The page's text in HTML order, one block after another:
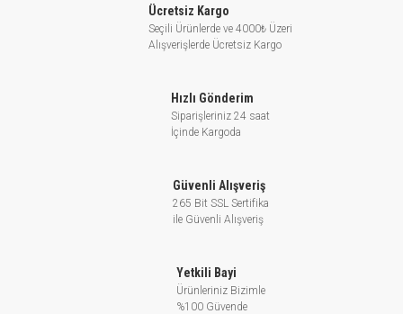
Paslanmaz çelikten yatay santrifüj
pompası; evsel su kaynağı, ekipman
kültür balıkçılığı, kümes hayvancılığı,
endüstriyel ve maden, yüksek binalarda
havalandırma ve ısıtma sistemleri gibi
alanlarda kullanılmaya uygundur.
ECH Paslanmaz Çelikten Yatay Santrifüj
Ücretsiz Kargo
Seçili Ürünlerde ve 4000₺ Üzeri
Alışverişlerde Ücretsiz Kargo
Hızlı Gönderim
Siparişleriniz 24 saat
İçinde Kargoda
Güvenli Alışveriş
265 Bit SSL Sertifika
ile Güvenli Alışveriş
Yetkili Bayi
Ürünleriniz Bizimle
%100 Güvende